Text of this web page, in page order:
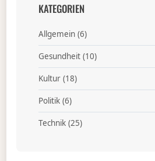
KATEGORIEN
Allgemein(6)
Gesundheit(10)
Kultur(18)
Politik(6)
Technik(25)